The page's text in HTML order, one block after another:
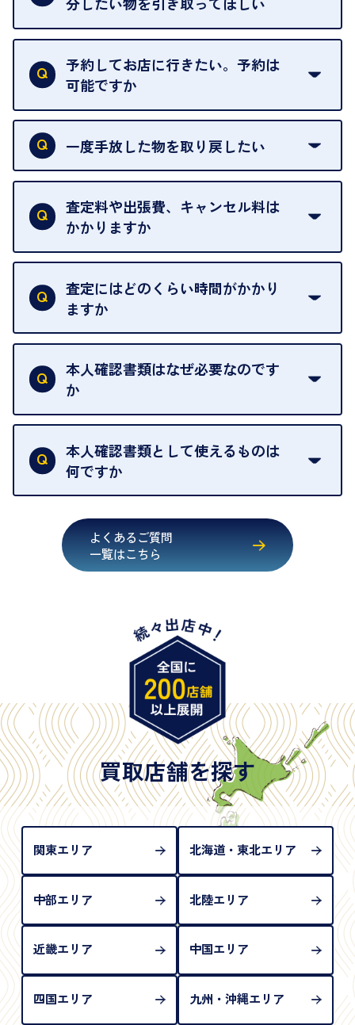
再販不可能な物は、場合によってはお断りすること
がございます。ご了承ください。
予約してお店に行きたい。予約は
可能ですか
申し訳ありませんが、現在はご来店の予約は承って
おりません。
を整えておりますので、お好きな時にお越しくださ
い。
お急ぎの場合はスタッフに一言お声がけください。
可能な限り、迅速に対応させていただきます。
一度手放した物を取り戻したい
当店は質店ではありませんので、買い取ったお品物
は基本的に販売へと回されます。買い戻しはできま
せんので、ご了承ください。
グオフが可能です。
契約破棄という形で、お品物をお戻しすることがで
きます。
売却当日を含む8日間のうちに、お気軽にお申し出
出張買取のお品物は、8日間保管しております。
査定料や出張費、キャンセル料は
かかりますか
一切いただいておりません。査定金額にご納得いた
だけない場合は、その場でお断りいただいても問題
ございません。お気軽にご相談ください。
査定にはどのくらい時間がかかり
ますか
お品物の内容や点数によって異なりますが、店頭買
取の場合は1点あたり数分程度が目安です。大量の
お品物の場合は、お時間をいただくことがございま
本人確認書類はなぜ必要なのです
か
買取店は古物営業法により、お客様のご本人確認を
行うことが義務付けられています。安心してお取引
いただくためにも、ご協力をお願いいたします。
本人確認書類として使えるものは
何ですか
・健康保険証確認書
・マイナンバーカード
・在留カード
・旧パスポート
※原則として「公的機関が発行し、氏名、住所、生
年月日が記載されているもの
※日本国政府発行のもの
※2020年2月4日以降に申請された新型パスポートに
は「所持人記入欄（住所記載欄）」が存在しないた
め、単体では古物営業法上の本人確認書類として認
められない（住所確認ができないため）。補助書類
が必要となります
よくあるご質問
一覧はこちら
買取店舗を探す
関東エリア 北海道・東北エリア
中部エリア 北陸エリア
近畿エリア 中国エリア
四国エリア 九州・沖縄エリア